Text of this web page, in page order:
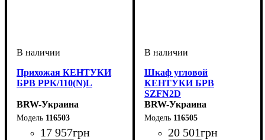
Прихожая КЕНТУКИ
БРВ PPK/110(N)L
BRW-Украина
116503
17 957грн
Шкаф угловой
КЕНТУКИ БРВ
SZFN2D
BRW-Украина
116505
20 501грн